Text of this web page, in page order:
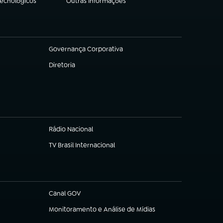
(abre em nova aba)
Governança Corporativa
(abre em nova aba)
Diretoria
(abre em nova aba)
Rádio Nacional
TV Brasil Internacional
(abre em nova aba)
Canal GOV
(abre em nova aba)
Monitoramento e Análise de Mídias
(abre em nova aba)